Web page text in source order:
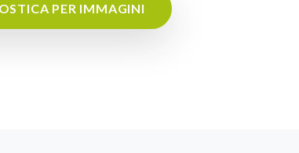
PER IMMAGINI